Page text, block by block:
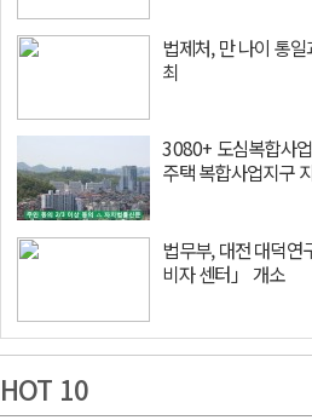
법제처, 만 나이 통
최
3080+ 도심복합사
주택 복합사업지구
법무부, 대전 대덕
비자 센터」 개소
HOT 10